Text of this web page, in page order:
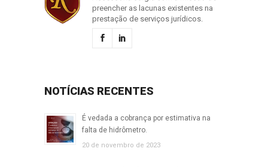
preencher as lacunas existentes na
prestação de serviços jurídicos.
NOTÍCIAS RECENTES
É vedada a cobrança por estimativa na
falta de hidrômetro.
20 de novembro de 2023